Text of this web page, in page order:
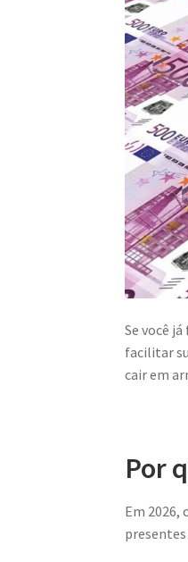
Se você
facilitar
cair em
Por
Em 2026,